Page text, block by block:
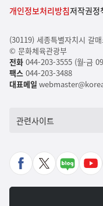
개인정보처리방침저작권정
(30119) 세종특별자치시 갈
© 문화체육관광부
전화044-203-3555 (월-금
팩스044-203-3488
대표메일
관련사이트
페
X
네
유